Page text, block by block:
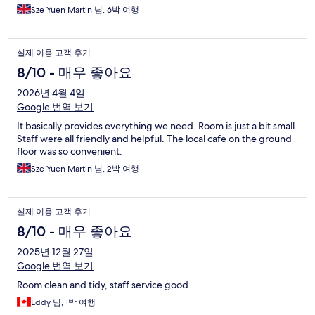
Sze Yuen Martin 님, 6박 여행
실제 이용 고객 후기
8/10 - 매우 좋아요
2026년 4월 4일
Google 번역 보기
It basically provides everything we need. Room is just a bit small.
Staff were all friendly and helpful. The local cafe on the ground
floor was so convenient.
Sze Yuen Martin 님, 2박 여행
실제 이용 고객 후기
8/10 - 매우 좋아요
2025년 12월 27일
Google 번역 보기
Room clean and tidy, staff service good
Eddy 님, 1박 여행